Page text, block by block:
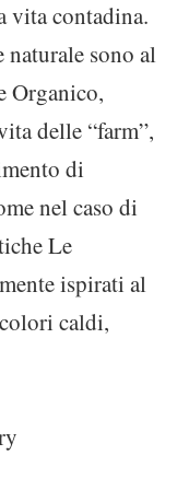
vita contadina.
sono al
Organico,
delle “farm”,
di
nel caso di
Le
ispirati al
caldi,